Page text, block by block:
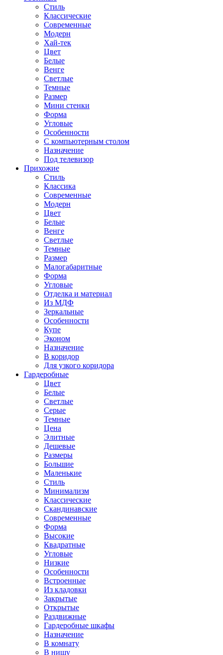
Стиль
Классические
Современные
Модерн
Хай-тек
Цвет
Белые
Венге
Светлые
Темные
Размер
Мини стенки
Форма
Угловые
Особенности
С компьютерным столом
Назначение
Под телевизор
Прихожие
Стиль
Классика
Современные
Модерн
Цвет
Белые
Венге
Светлые
Темные
Размер
Малогабаритные
Форма
Угловые
Отделка и материал
Из МДФ
Зеркальные
Особенности
Купе
Эконом
Назначение
В коридор
Для узкого коридора
Гардеробные
Цвет
Белые
Светлые
Серые
Темные
Цена
Элитные
Дешевые
Размеры
Большие
Маленькие
Стиль
Минимализм
Классические
Скандинавские
Современные
Форма
Высокие
Квадратные
Угловые
Низкие
Особенности
Встроенные
Из кладовки
Закрытые
Открытые
Раздвижные
Гардеробные шкафы
Назначение
В комнату
В нишу